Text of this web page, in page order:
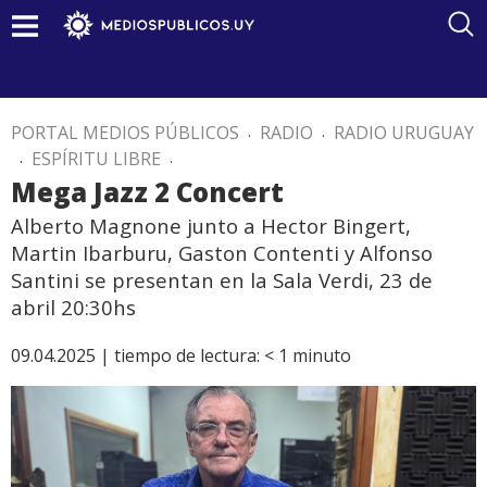
PORTAL MEDIOS PÚBLICOS . RADIO . RADIO URUGUAY
. ESPÍRITU LIBRE .
Mega Jazz 2 Concert
Alberto Magnone junto a Hector Bingert,
Martin Ibarburu, Gaston Contenti y Alfonso
Santini se presentan en la Sala Verdi, 23 de
abril 20:30hs
09.04.2025 | tiempo de lectura: < 1 minuto